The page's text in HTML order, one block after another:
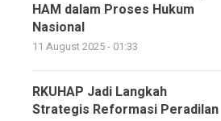
HAM dalam Proses Hukum
Nasional
11 August 2025 - 01:33
RKUHAP Jadi Langkah
Strategis Reformasi Peradilan